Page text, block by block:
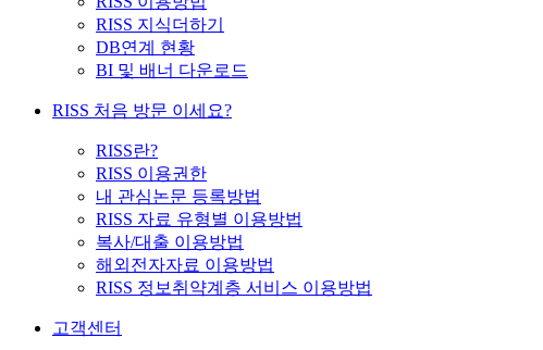
RISS 지식더하기
DB연계 현황
BI 및 배너 다운로드
RISS 처음 방문 이세요?
RISS란?
RISS 이용권한
내 관심논문 등록방법
RISS 자료 유형별 이용방법
복사/대출 이용방법
해외전자자료 이용방법
RISS 정보취약계층 서비스 이용방법
고객센터